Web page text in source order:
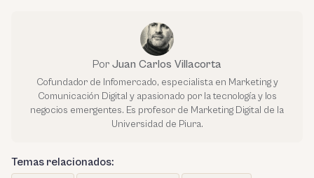
Por Juan Carlos Villacorta
Cofundador de Infomercado, especialista en Marketing y
Comunicación Digital y apasionado por la tecnología y los
negocios emergentes. Es profesor de Marketing Digital de la
Universidad de Piura.
Temas relacionados: